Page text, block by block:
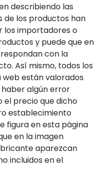
describiendo las
los productos han
los importadores o
y puede que en
con la
Así mismo, todos los
están valorados
haber algún error
el precio que dicho
establecimiento
figura en esta página
en la imagen
aparezcan
incluidos en el